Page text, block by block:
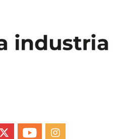
YOUTUBEINSTAGRAM